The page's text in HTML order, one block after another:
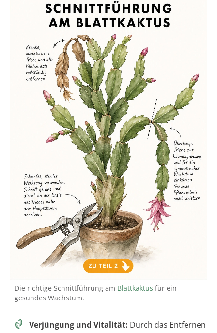
Die richtige Schnittführung am Blattkaktus für ein
gesundes Wachstum.
Verjüngung und Vitalität: Durch das Entfernen